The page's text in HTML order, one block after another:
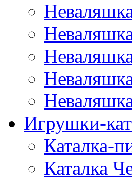
Игрушки-
Каталка-
Каталка